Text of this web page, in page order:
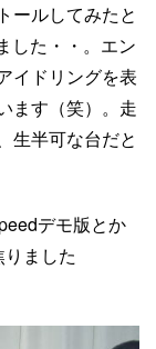
ールしてみたと
した・・。エン
イドリングを表
ます（笑）。走
生半可な台だと
デモ版とか
ました